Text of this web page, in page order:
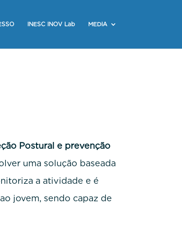
INESC INOV Lab MEDIA
Postural e prevenção
uma solução baseada
a atividade e é
jovem, sendo capaz de